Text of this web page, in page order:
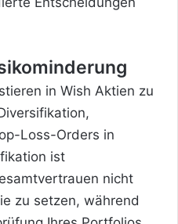
in Wish Aktien zu
Loss-Orders in
ist
nicht
zu setzen, während